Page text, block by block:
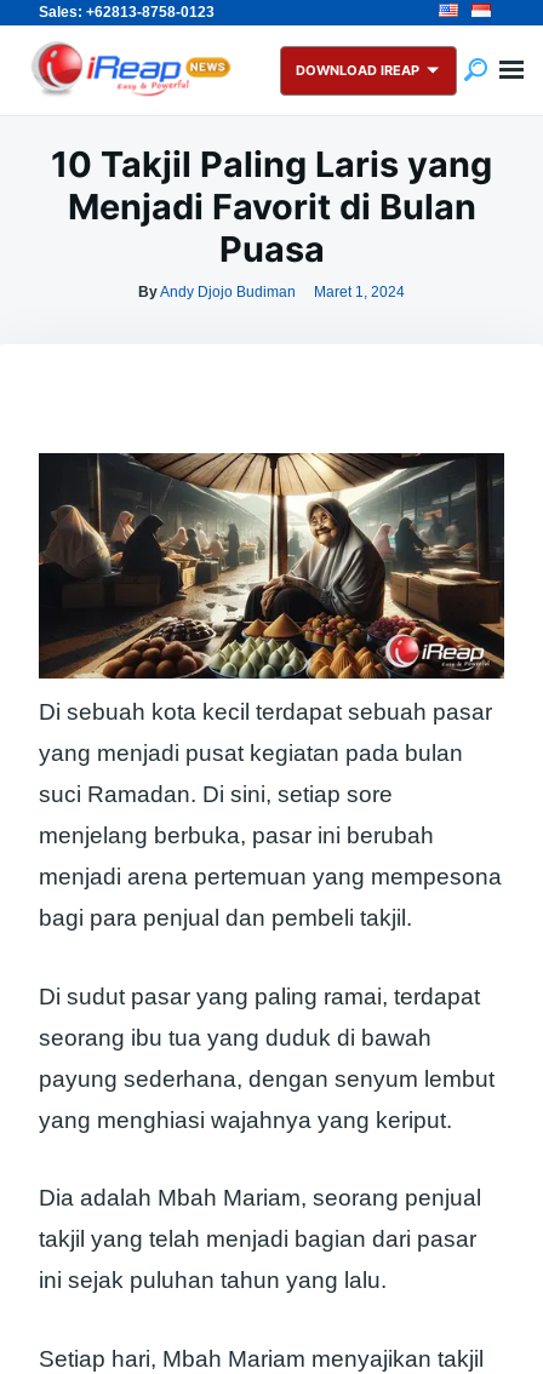
Sales: +62813-8758-0123
Skip
content
Search
for:
DOWNLOAD IREAP
10 Takjil Paling Laris yang
Menjadi Favorit di Bulan
Puasa
ByAndy Djojo Budiman Maret 1, 2024
Di sebuah kota kecil terdapat sebuah pasar
yang menjadi pusat kegiatan pada bulan
suci Ramadan. Di sini, setiap sore
menjelang berbuka, pasar ini berubah
menjadi arena pertemuan yang mempesona
bagi para penjual dan pembeli takjil.
Di sudut pasar yang paling ramai, terdapat
seorang ibu tua yang duduk di bawah
payung sederhana, dengan senyum lembut
yang menghiasi wajahnya yang keriput.
Dia adalah Mbah Mariam, seorang penjual
takjil yang telah menjadi bagian dari pasar
ini sejak puluhan tahun yang lalu.
Setiap hari, Mbah Mariam menyajikan takjil